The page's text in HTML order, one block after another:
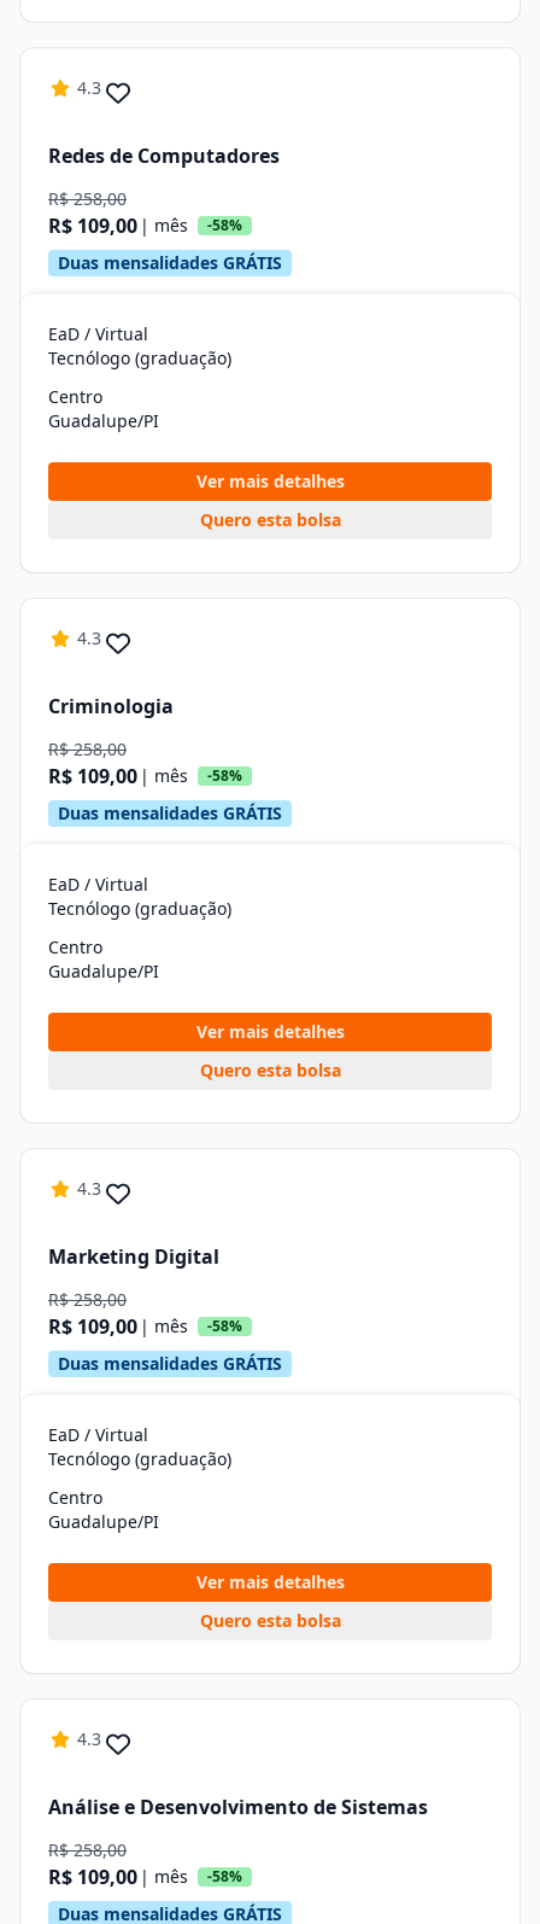
4.3
Redes de Computadores
R$ 258,00
R$ 109,00 | mês -58%
Duas mensalidades GRÁTIS
EaD / Virtual
Tecnólogo (graduação)
Centro
Guadalupe/PI
Ver mais detalhes
Quero esta bolsa
4.3
Criminologia
R$ 258,00
R$ 109,00 | mês -58%
Duas mensalidades GRÁTIS
EaD / Virtual
Tecnólogo (graduação)
Centro
Guadalupe/PI
Ver mais detalhes
Quero esta bolsa
4.3
Marketing Digital
R$ 258,00
R$ 109,00 | mês -58%
Duas mensalidades GRÁTIS
EaD / Virtual
Tecnólogo (graduação)
Centro
Guadalupe/PI
Ver mais detalhes
Quero esta bolsa
4.3
Análise e Desenvolvimento de Sistemas
R$ 258,00
R$ 109,00 | mês -58%
Duas mensalidades GRÁTIS